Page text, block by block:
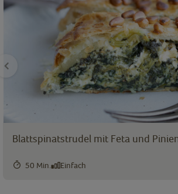
Blattspinatstrudel mit Feta und
50 Min. Einfach